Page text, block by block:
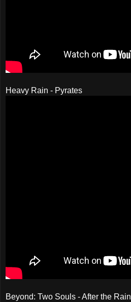
Heavy Rain - Pyrates
Beyond: Two Souls - After the Rain